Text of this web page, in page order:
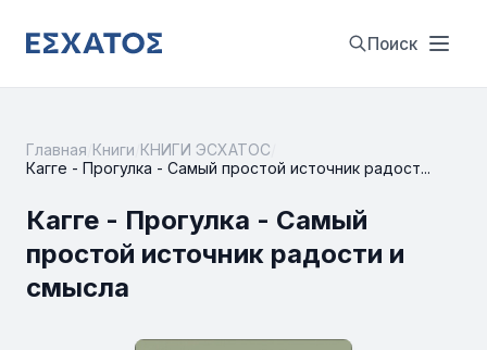
Поиск
Главная Книги КНИГИ ЭСХАТОС
Кагге - Прогулка - Самый простой источник радост...
Кагге - Прогулка - Самый
простой источник радости и
смысла